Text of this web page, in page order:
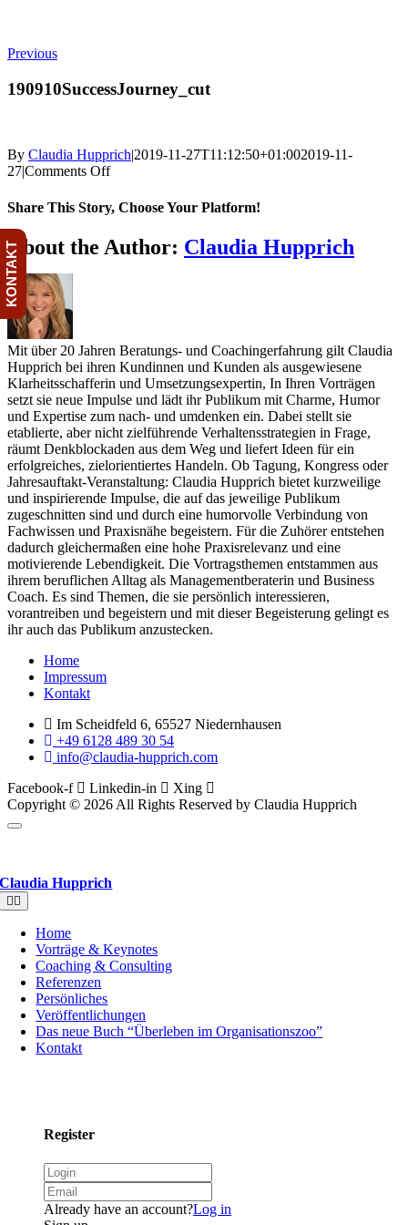
content
Previous
190910SuccessJourney_cut
By Claudia Hupprich|2019-11-27T11:12:50+01:002019-11-
27|Comments Offon
Share This Story, Choose Your Platform!
Facebook
Twitter
Reddit
LinkedIn
WhatsApp
Telegram
Tumblr
Pinterest
Vk
Xing
Email
About the Author: Claudia Hupprich
Mit über 20 Jahren Beratungs- und Coachingerfahrung gilt Claudia
Hupprich bei ihren Kundinnen und Kunden als ausgewiesene
Klarheitsschafferin und Umsetzungsexpertin, In Ihren Vorträgen
setzt sie neue Impulse und lädt ihr Publikum mit Charme, Humor
und Expertise zum nach- und umdenken ein. Dabei stellt sie
etablierte, aber nicht zielführende Verhaltensstrategien in Frage,
räumt Denkblockaden aus dem Weg und liefert Ideen für ein
erfolgreiches, zielorientiertes Handeln. Ob Tagung, Kongress oder
Jahresauftakt-Veranstaltung: Claudia Hupprich bietet kurzweilige
und inspirierende Impulse, die auf das jeweilige Publikum
zugeschnitten sind und durch eine humorvolle Verbindung von
Fachwissen und Praxisnähe begeistern. Für die Zuhörer entstehen
dadurch gleichermaßen eine hohe Praxisrelevanz und eine
motivierende Lebendigkeit. Die Vortragsthemen entstammen aus
ihrem beruflichen Alltag als Managementberaterin und Business
Coach. Es sind Themen, die sie persönlich interessieren,
vorantreiben und begeistern und mit dieser Begeisterung gelingt es
ihr auch das Publikum anzustecken.
Menu
Home
Impressum
Kontakt
Im Scheidfeld 6, 65527 Niedernhausen
+49 6128 489 30 54
info@claudia-hupprich.com
Facebook-f
Linkedin-in
Xing
Copyright © 2026 All Rights Reserved by Claudia Hupprich
Claudia Hupprich
Toggle
Navigation
Home
Vorträge & Keynotes
Coaching & Consulting
Referenzen
Persönliches
Veröffentlichungen
Das neue Buch “Überleben im Organisationszoo”
Kontakt
Register
Already have an account?Log in
KONTAKT